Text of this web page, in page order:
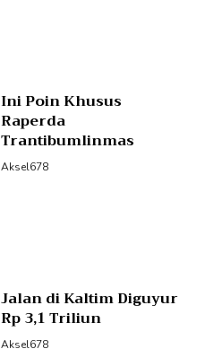
Ini Poin Khusus
Raperda
Trantibumlinmas
Aksel678
Jalan di Kaltim Diguyur
Rp 3,1 Triliun
Aksel678